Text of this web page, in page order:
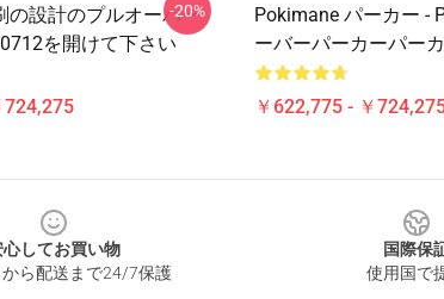
の設計のプルオーバー
を開けて下さい
724,275
-20%
Pokimane パーカー -
ーバーパーカーパー
￥622,775 - ￥
心してお買い物
ら配送まで24/7保護
国際保
使用国で